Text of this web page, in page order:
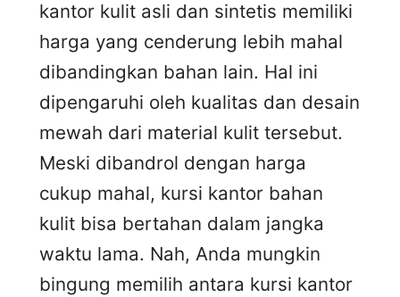
kantor kulit asli dan sintetis memiliki
harga yang cenderung lebih mahal
dibandingkan bahan lain. Hal ini
dipengaruhi oleh kualitas dan desain
mewah dari material kulit tersebut.
Meski dibandrol dengan harga
cukup mahal, kursi kantor bahan
kulit bisa bertahan dalam jangka
waktu lama. Nah, Anda mungkin
bingung memilih antara kursi kantor